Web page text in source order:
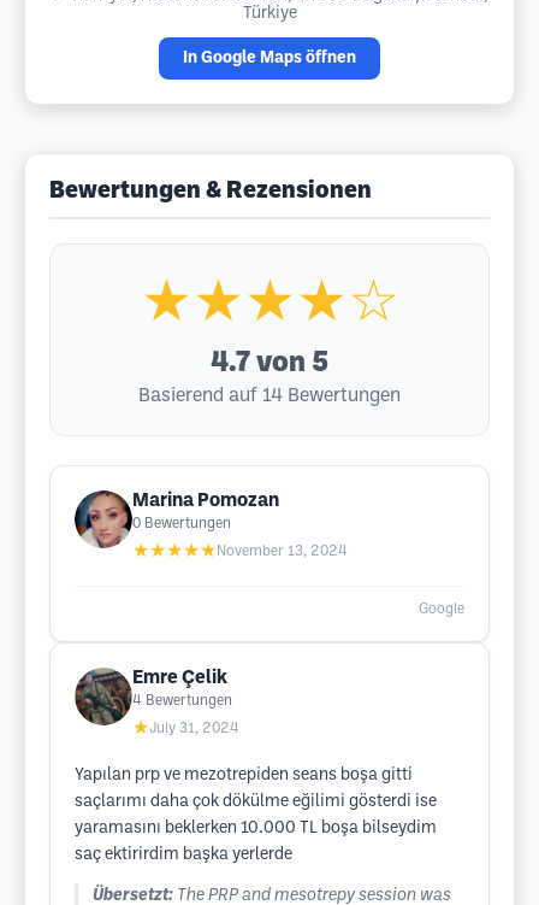
Türkiye
In Google Maps öffnen
Bewertungen & Rezensionen
★★★★☆
4.7 von 5
Basierend auf 14 Bewertungen
Marina Pomozan
0 Bewertungen
★★★★★ November 13, 2024
Google
Emre Çelik
4 Bewertungen
★July 31, 2024
Yapılan prp ve mezotrepiden seans boşa gitti
saçlarımı daha çok dökülme eğilimi gösterdi ise
yaramasını beklerken 10.000 TL boşa bilseydim
saç ektirirdim başka yerlerde
Übersetzt: The PRP and mesotrepy session was